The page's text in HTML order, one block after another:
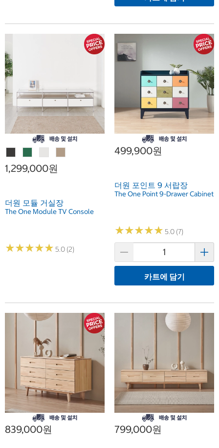
1,299,000원
더원 모듈 거실장
The One Module TV Console
★★★★★
★★★★★ 5.0 (2)
499,900원
더원 포인트 9 서랍장
The One Point 9-Drawer Cabinet
★★★★★
★★★★★ 5.0 (7)
카트에 담기
839,000원 799,000원